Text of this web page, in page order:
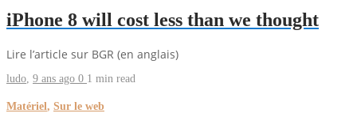
iPhone 8 will cost less than we thought
Lire l’article sur BGR (en anglais)
ludo 9 ans ago 0 1 min read
Matériel, Sur le web